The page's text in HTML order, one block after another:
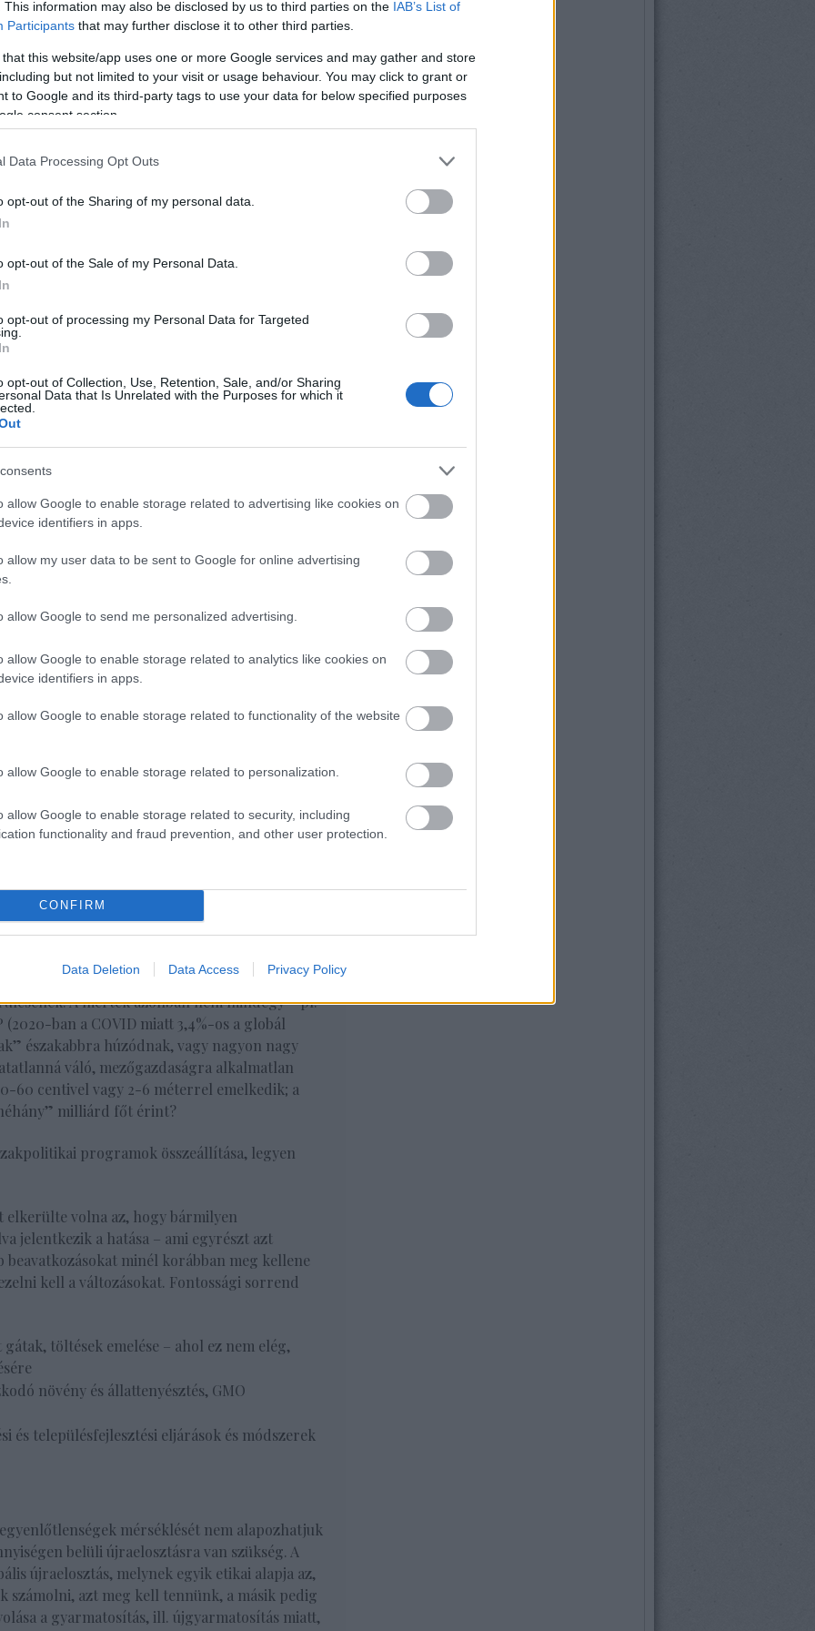
This information may also be disclosed by us to third parties on the IAB’s List of
Participants that may further disclose it to other third parties.
that this website/app uses one or more Google services and may gather and store
but not limited to your visit or usage behaviour. You may click to grant or
to Google and its third-party tags to use your data for below specified purposes
consent section.
Data Processing Opt Outs
opt-out of the Sharing of my personal data.
opt-out of the Sale of my Personal Data.
opt-out of processing my Personal Data for Targeted
opt-out of Collection, Use, Retention, Sale, and/or Sharing
Data that Is Unrelated with the Purposes for which it
allow Google to enable storage related to advertising like cookies on
identifiers in apps.
allow my user data to be sent to Google for online advertising
allow Google to send me personalized advertising.
allow Google to enable storage related to analytics like cookies on
identifiers in apps.
allow Google to enable storage related to functionality of the website
allow Google to enable storage related to personalization.
allow Google to enable storage related to security, including
functionality and fraud prevention, and other user protection.
CONFIRM
Data Deletion Data Access Privacy Policy
(ilyen formában nem nevesíti), forrásokat a
(pl. vagyonadó vagy a rövidtávú
érdeketségi rendszerének átalakítása, stb.) s
energiafelhasználás, karbonkibocsátás
a degrowth szellemét és filozófiáját
rásegítenek a gyakorlati megvalósításhoz is).
szabályozni a gazdaság működtetését, de
visszaélve a cégek kibújtak a kötelezettségek
a kereteket világméretekben kell
szerint erre a Föld Köztársaság lehet
– hogy a béke- és rendfenntartó
– a közvetlen károkozáson, romboláson
fel. Az előzőekből következik, hogy bár a
lenne, nem számíthatunk arra, hogy a
lehetővé tenné, hogy a fegyverkezési
fordíthassuk. Így minden részlet-
a Föld Köztársaságot is oda kell
a jelen utópiái közés.
sem tehetünk. ahogy Lukács is említette, a
ellentét abban, hogy közösen
védő/óvó világot. Eleve adottak az
döntési kompetenciájukat kiherélték a a BT
nem véletlenül kárhoztatott oldal, de a
Bill Gates és alapítványa a kapitalizmust
potenciállal rendelkező oldal nem tud
pedig a világ népessége. Ők, a démosz az,
illetve irányítja a gazdasági
a politikusokat, akik azután kiszolgálják a
stb. Mert azután ezek az okos,
férfiak közösen megvitathatnák,
gyerekeik és unokáik jövőjét, a
távú fenntarthatóságát, s ez alapján
mi történik
Összefogunk vagy kihalunk. Ezt azonban
fejezetben, hanem a részekből olvasható ki.
össze a mainstream eredményeket, hogyan
szegényedik még tovább a Dél, a gazdagabb
illetve hogy a népesség további
mekkora kezelhetetlen migrációt indukálnak.
A mérték azonban nem mindegy – pl.
(2020-ban a COVID miatt 3,4%-os a globál
északabbra húzódnak, vagy nagyon nagy
váló, mezőgazdaságra alkalmatlan
60 centivel vagy 2-6 méterrel emelkedik; a
milliárd főt érint?
programok összeállítása, legyen
volna az, hogy bármilyen
jelentkezik a hatása – ami egyrészt azt
minél korábban meg kellene
kell a változásokat. Fontossági sorrend
töltések emelése – ahol ez nem elég,
növény és állattenyésztés, GMO
és településfejlesztési eljárások és módszerek
mérséklését nem alapozhatjuk
belüli újraelosztásra van szükség. A
újraelosztás, melynek egyik etikai alapja az,
számolni, azt meg kell tennünk, a másik pedig
a gyarmatosítás, ill. újgyarmatosítás miatt,